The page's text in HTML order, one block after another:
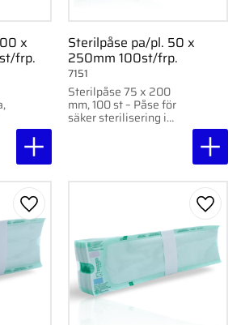
x
frp.
Sterilpåse pa/pl. 50 x
250mm 100st/frp.
Sterilpåse 75 x 200
mm, 100 st – Påse för
säker sterilisering i
autoklav eller med
7151
Lägg till i favoriter Lägg